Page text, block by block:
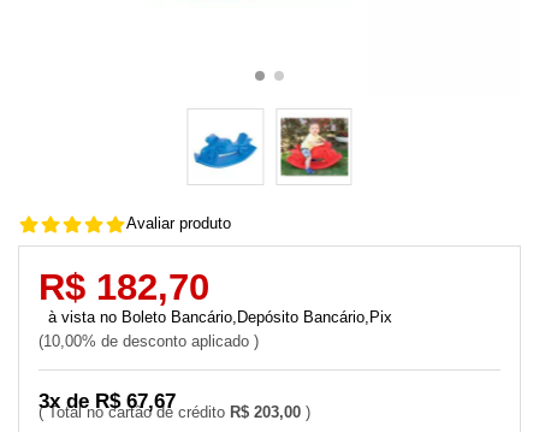
Avaliar produto
R$ 203,00
3x de R$ 67,67
R$ 182,70
10,00% de desconto aplicado
Boleto Bancário,Depósito Bancário,Pix